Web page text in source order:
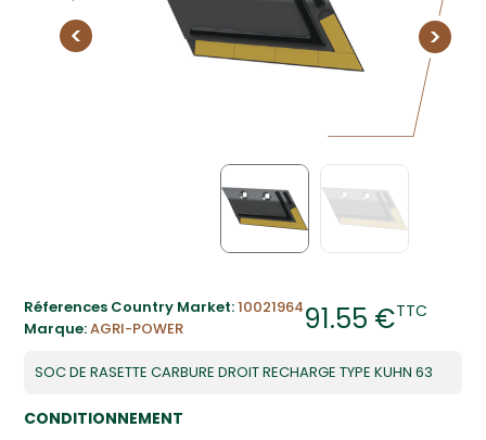
Réferences Country Market:10021964
Marque:AGRI-POWER 91.55 €TTC
SOC DE RASETTE CARBURE DROIT RECHARGE TYPE KUHN 63
CONDITIONNEMENT